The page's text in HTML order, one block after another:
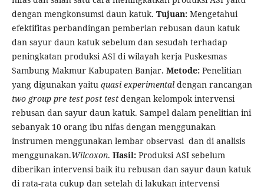
dengan mengkonsumsi daun katuk. Tujuan: Mengetahui
efektifitas perbandingan pemberian rebusan daun katuk
dan sayur daun katuk sebelum dan sesudah terhadap
peningkatan produksi ASI di wilayah kerja Puskesmas
Sambung Makmur Kabupaten Banjar. Metode:Penelitian
yang digunakan yaitu quasi experimentaldengan rancangan
two group pre test post testdengan kelompok intervensi
rebusan dan sayur daun katuk. Sampel dalam penelitian ini
sebanyak 10 orang ibu nifas dengan menggunakan
instrumen menggunakan lembar observasi dan di analisis
menggunakan.Wilcoxon. Hasil: Produksi ASI sebelum
diberikan intervensi baik itu rebusan dan sayur daun katuk
di rata-rata cukup dan setelah di lakukan intervensi